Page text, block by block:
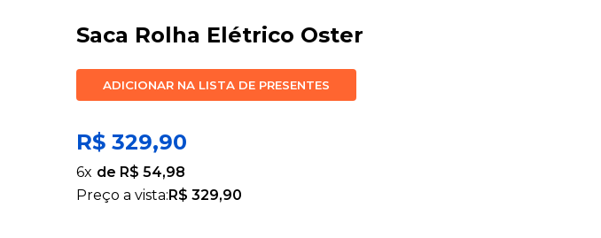
Saca Rolha Elétrico Oster
ADICIONAR NA LISTA DE PRESENTES
R$ 329,90
6x
R$ 54,98
Preço a vista:R$ 329,90